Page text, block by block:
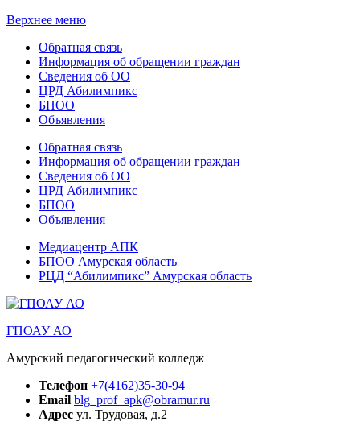
Верхнее меню
Обратная связь
Информация об обращении граждан
Сведения об ОО
ЦРД Абилимпикс
БПОО
Объявления
Обратная связь
Информация об обращении граждан
Сведения об ОО
ЦРД Абилимпикс
БПОО
Объявления
Медиацентр АПК
БПОО Амурская область
РЦД “Абилимпикс” Амурская область
ГПОАУ АО
Амурский педагогический колледж
Телефон +7(4162)35-30-94
Email blg_prof_apk@obramur.ru
Адрес ул. Трудовая, д.2